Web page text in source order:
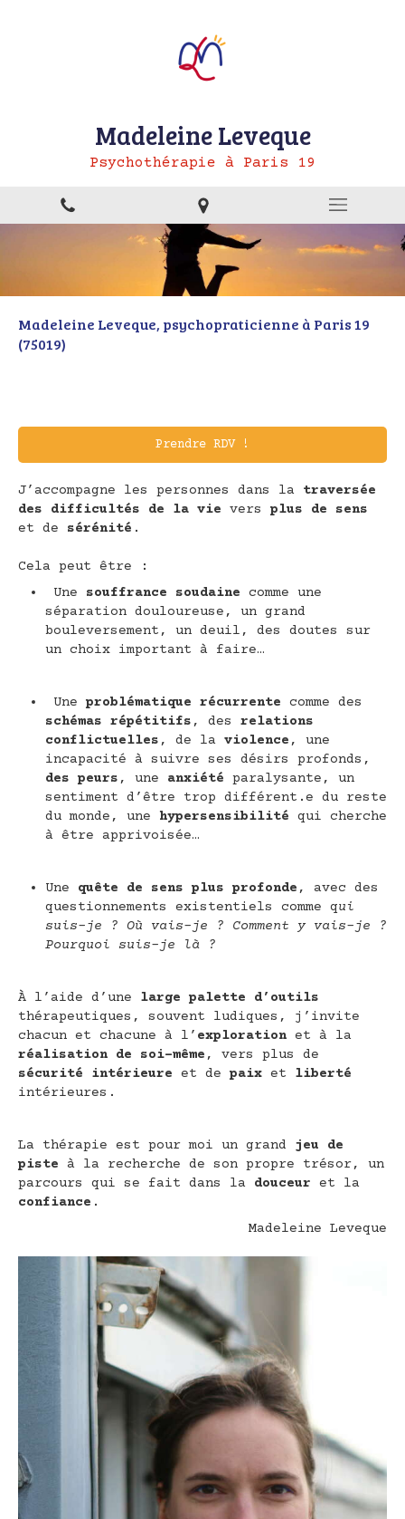
Madeleine Leveque
Psychothérapie à Paris 19
Madeleine Leveque, psychopraticienne à Paris 19
(75019)
Prendre RDV !
J’accompagne les personnes dans la traversée
des difficultés de la vie vers plus de sens
et de sérénité .
Cela peut être :
Une souffrance soudaine comme une
séparation douloureuse, un grand
bouleversement, un deuil, des doutes sur
un choix important à faire…
Une problématique récurrente comme des
schémas répétitifs , des relations
conflictuelles , de la violence , une
incapacité à suivre ses désirs profonds,
des peurs , une anxiété paralysante, un
sentiment d’être trop différent.e du reste
du monde, une hypersensibilité qui cherche
à être apprivoisée…
Une quête de sens plus profonde , avec des
questionnements existentiels comme qui
suis-je ? Où vais-je ? Comment y vais-je ?
Pourquoi suis-je là ?
À l’aide d’une large palette d’outils
thérapeutiques, souvent ludiques, j’invite
chacun et chacune à l’ exploration et à la
réalisation de soi-même , vers plus de
sécurité intérieure et de paix et liberté
intérieures.
La thérapie est pour moi un grand jeu de
piste à la recherche de son propre trésor, un
parcours qui se fait dans la douceur et la
confiance .
Madeleine Leveque